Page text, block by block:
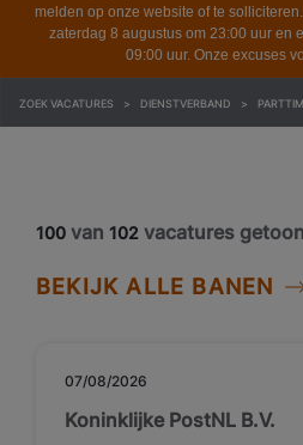
melden op onze website of te
zaterdag 8 augustus om 23:00 uur en
09:00 uur. Onze excuses
ZOEK VACATURES DIENSTVERBAND
BEKIJK ALLE BANEN
100 van 102 vacatures
07/08/2026
Koninklijke PostNL B.V.